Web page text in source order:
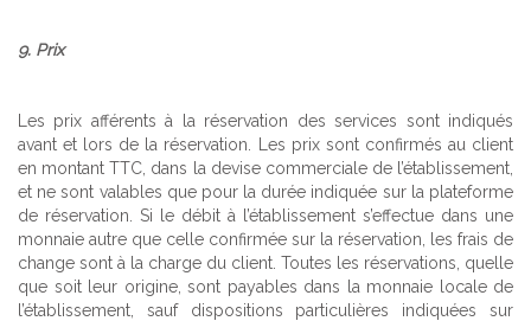
9. Prix
Les prix afférents à la réservation des services sont indiqués
avant et lors de la réservation. Les prix sont confirmés au client
en montant TTC, dans la devise commerciale de l’établissement,
et ne sont valables que pour la durée indiquée sur la plateforme
de réservation. Si le débit à l’établissement s’effectue dans une
monnaie autre que celle confirmée sur la réservation, les frais de
change sont à la charge du client. Toutes les réservations, quelle
que soit leur origine, sont payables dans la monnaie locale de
l’établissement, sauf dispositions particulières indiquées sur